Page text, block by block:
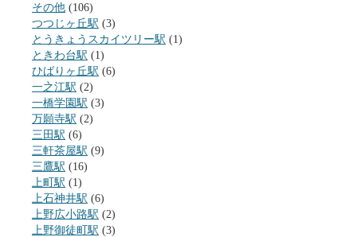
その他 (106)
つつじヶ丘駅 (3)
とうきょうスカイツリー駅 (1)
ときわ台駅 (1)
ひばりヶ丘駅 (6)
一之江駅 (2)
一橋学園駅 (3)
万願寺駅 (2)
三田駅 (6)
三軒茶屋駅 (9)
三鷹駅 (16)
上町駅 (1)
上石神井駅 (6)
上野広小路駅 (2)
上野御徒町駅 (3)